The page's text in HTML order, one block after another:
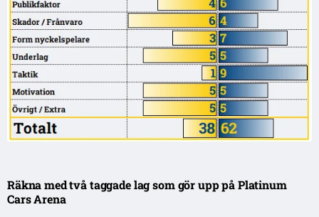
Räkna med två taggade lag som gör upp på Platinum
Cars Arena